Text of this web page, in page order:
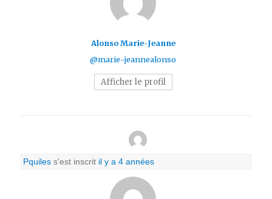
Alonso Marie-Jeanne
@marie-jeannealonso
Afficher le profil
Pquiles s'est inscrit il y a 4 années